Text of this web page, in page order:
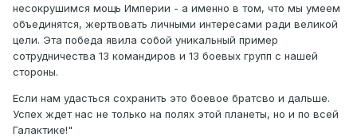
несокрушимся мощь Империи - а именно в том, что мы умеем
объединятся, жертвовать личными интересами ради великой
цели. Эта победа явила собой уникальный пример
сотрудничества 13 командиров и 13 боевых групп с нашей
стороны.
Если нам удасться сохранить это боевое братсво и дальше.
Успех ждет нас не только на полях этой планеты, но и по всей
Галактике!"